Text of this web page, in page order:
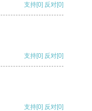
支持[0] 反对[0]
支持[0] 反对[0]
支持[0] 反对[0]